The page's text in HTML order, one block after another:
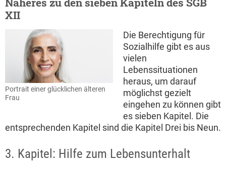
XII
Portrait einer glücklichen älteren
Frau
Die Berechtigung für
Sozialhilfe gibt es aus
vielen
Lebenssituationen
heraus, um darauf
möglichst gezielt
eingehen zu können gibt
es sieben Kapitel. Die
entsprechenden Kapitel sind die Kapitel Drei bis Neun.
3. Kapitel: Hilfe zum Lebensunterhalt